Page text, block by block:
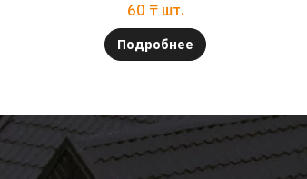
60 ₸ шт.
Подробнее